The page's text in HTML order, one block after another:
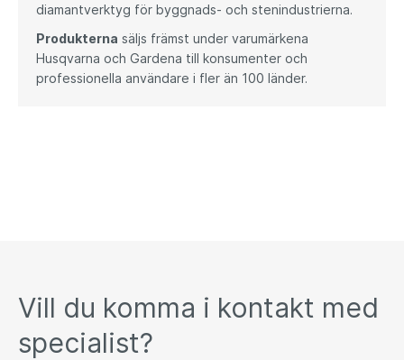
diamantverktyg för byggnads- och stenindustrierna.
Produkterna säljs främst under varumärkena
Husqvarna och Gardena till konsumenter och
professionella användare i fler än 100 länder.
Vill du komma i kontakt med
specialist?